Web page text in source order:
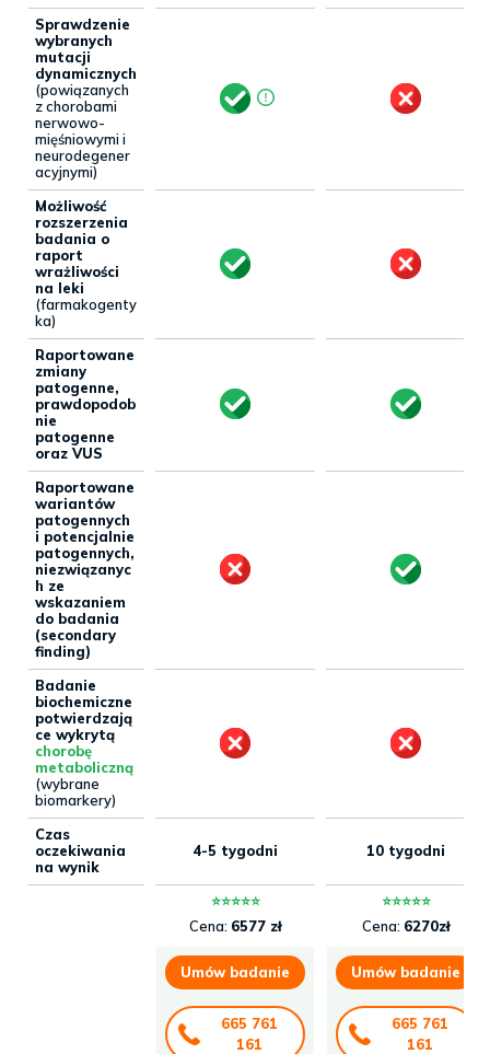
Sprawdzenie
wybranych
mutacji
dynamicznych
(powiązanych
z chorobami
nerwowo-
mięśniowymi i
neurodegener
acyjnymi)
Możliwość
rozszerzenia
badania o
raport
wrażliwości
na leki
(farmakogenty
ka)
Raportowane
zmiany
patogenne,
prawdopodob
nie
patogenne
oraz VUS
Raportowane
wariantów
patogennych
i potencjalnie
patogennych,
niezwiązanyc
h ze
wskazaniem
do badania
(secondary
finding)
Badanie
biochemiczne
potwierdzają
ce wykrytą
chorobę
metaboliczną
(wybrane
biomarkery)
Czas
oczekiwania
na wynik
4-5 tygodni 10 tygodni
⭐⭐⭐⭐⭐
Cena: 6577 zł
⭐⭐⭐⭐⭐
Cena: 6270zł
Umów badanie
665 761
161
Umów badanie
665 761
161